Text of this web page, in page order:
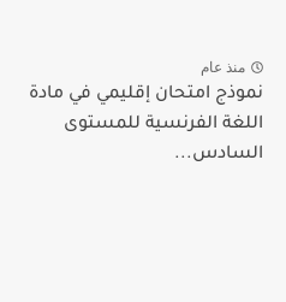
منذ عام
نموذج امتحان إقليمي في مادة
اللغة الفرنسية للمستوى
السادس...